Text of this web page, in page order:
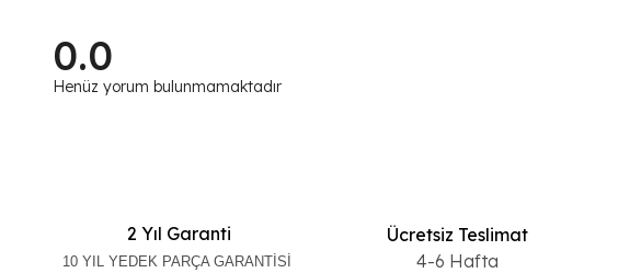
0.0
Henüz yorum bulunmamaktadır
2 Yıl Garanti
10 YIL YEDEK PARÇA GARANTİSİ
Ücretsiz Teslimat
4-6 Hafta